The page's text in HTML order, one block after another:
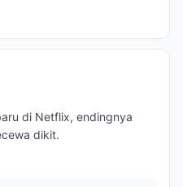
di Netflix, endingnya
dikit.